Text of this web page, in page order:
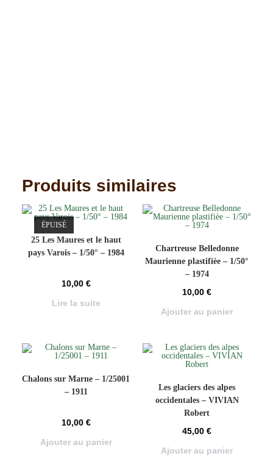
Produits similaires
ÉPUISÉ
25 Les Maures et le haut
pays Varois – 1/50° – 1984
10,00 €
Lire la suite
Chartreuse Belledonne
Maurienne plastifièe – 1/50°
– 1974
10,00€
Ajouter au panier
Chalons sur Marne – 1/25001
– 1911
10,00 €
Ajouter au panier
Les glaciers des alpes
occidentales – VIVIAN
Robert
45,00€
Ajouter au panier